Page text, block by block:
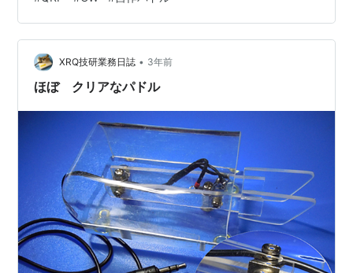
め傷つきやすい。また、軽いためどっしりとしたものを
作ることは難しい。電鍵やパドルなど机上にしっかり固
定して使うものには向かない素材だと思うのだが、発想
を変えて手で握って使うものとすれば、面白いものが作
れそうである。 今回は接点の間隔や、レバーの強…
XRQ技研業務日誌 • 3年前
ほぼ クリアなパドル